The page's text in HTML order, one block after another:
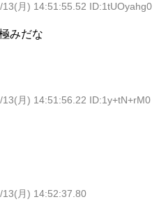
13(月) 14:51:55.52 ID:1tUOyahg0
みだな
13(月) 14:51:56.22 ID:1y+tN+rM0
13(月) 14:52:37.80